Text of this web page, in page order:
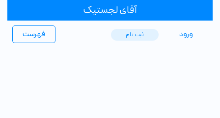
آقای لجستیک
فهرست ورود ثبت ‌نام